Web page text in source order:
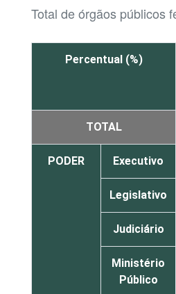
Total de órgãos públicos
Percentual (%)
TOTAL
PODER Executivo
Legislativo
Judiciário
Ministério
Público